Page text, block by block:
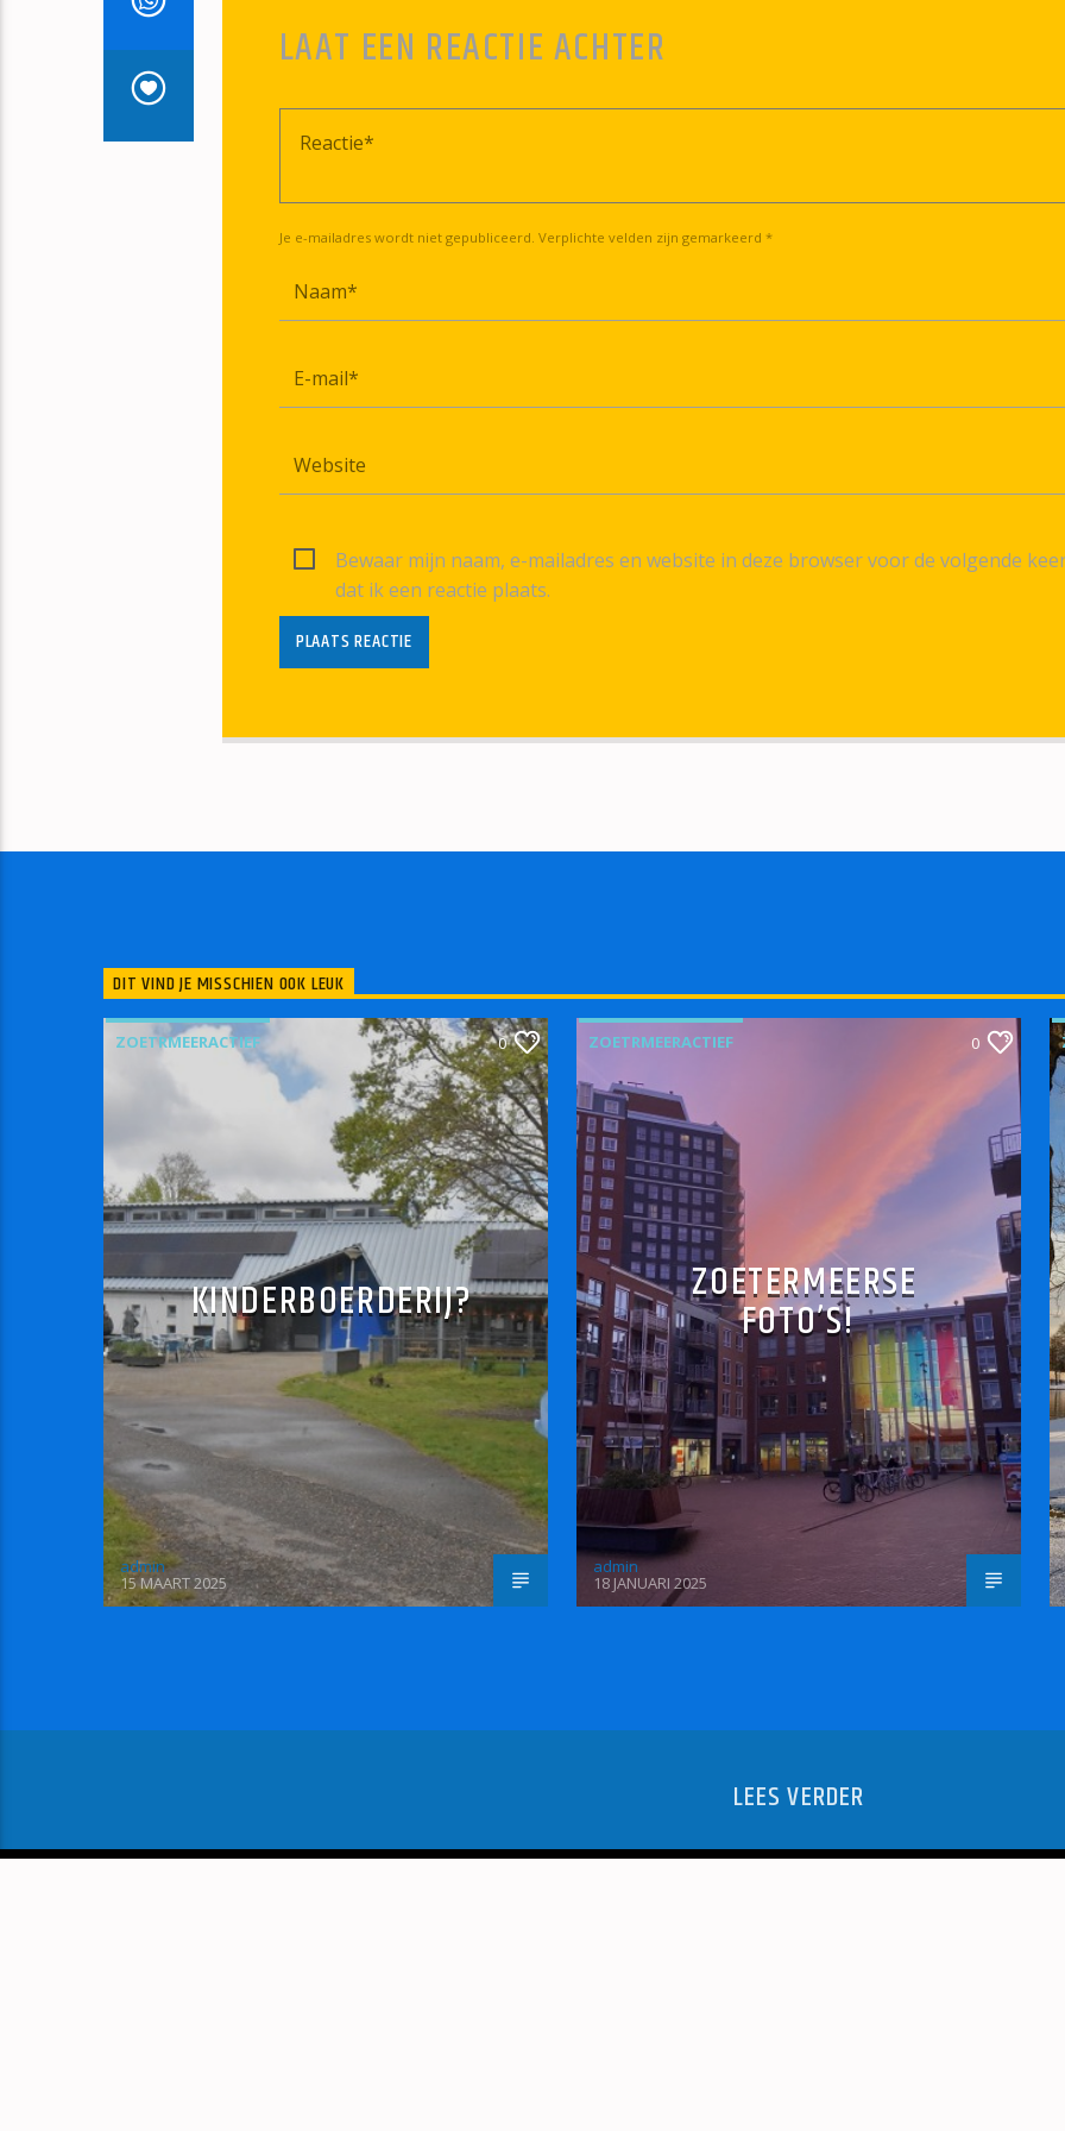
LAAT EEN REACTIE ACHTER
Je e-mailadres wordt niet gepubliceerd. Verplichte velden zijn gemarkeerd *
Bewaar mijn naam, e-mailadres en website in deze browser voor de volgende
dat ik een reactie plaats.
DIT VIND JE MISSCHIEN OOK LEUK
ZOETRMEERACTIEF 0
KINDERBOERDERIJ?
admin
15 MAART 2025
ZOETRMEERACTIEF 0
ZOETERMEERSE
FOTO’S!
admin
18 JANUARI 2025
LEES VERDER